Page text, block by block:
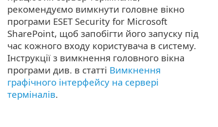
рекомендуємо вимкнути головне вікно
програми ESET Security for Microsoft
SharePoint, щоб запобігти його запуску під
час кожного входу користувача в систему.
Інструкції з вимкнення головного вікна
програми див. в статті Вимкнення
графічного інтерфейсу на сервері
терміналів.